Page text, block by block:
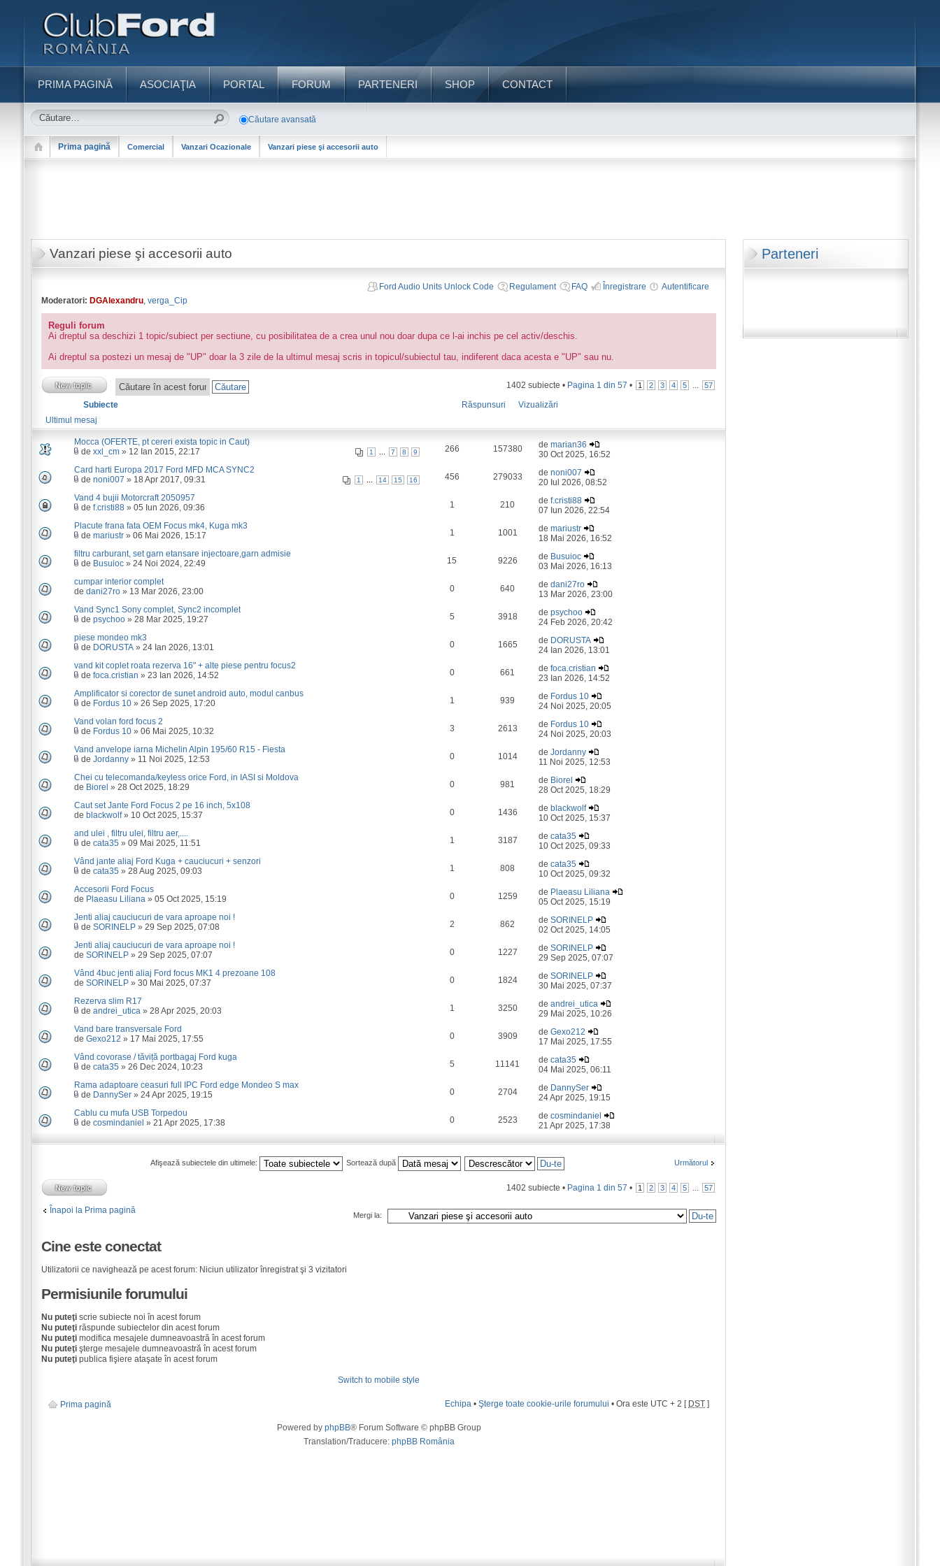
PRIMA PAGINĂ ASOCIAŢIA PORTAL FORUM PARTENERI SHOP CONTACT
Căutare avansată
Prima pagină Comercial Vanzari Ocazionale Vanzari piese şi accesorii auto
Parteneri
Vanzari piese şi accesorii auto
Ford Audio Units Unlock Code Regulament FAQ Înregistrare
Autentificare
Moderatori: DGAlexandru, verga_Cip
Reguli forum
Ai dreptul sa deschizi 1 topic/subiect per sectiune, cu posibilitatea de a crea unul nou doar dupa ce l-ai inchis pe cel activ/deschis.
Ai dreptul sa postezi un mesaj de "UP" doar la 3 zile de la ultimul mesaj scris in topicul/subiectul tau, indiferent daca acesta e "UP" sau nu.
1402 subiecte • Pagina 1 din57 • 1 2 3 4 5 ... 57
Subiecte Răspunsuri
Vizualizări
Ultimul mesaj
Mocca (OFERTE, pt cereri exista topic in Caut)
1 7 8 9
de xxl_cm» 12 Ian 2015, 22:17 266 157380 demarian36
30 Oct 2025, 16:52
Card harti Europa 2017 Ford MFD MCA SYNC2
1 14 15 16
de noni007 » 18 Apr 2017, 09:31 456 279033 denoni007
20 Iul 2026, 08:52
Vand 4 bujii Motorcraft 2050957
de f.cristi88» 05 Iun 2026, 09:36 1 210 def.cristi88
07 Iun 2026, 22:54
Placute frana fata OEM Focus mk4, Kuga mk3
de mariustr» 06 Mai 2026, 15:17 1 1001 demariustr
18 Mai 2026, 16:52
filtru carburant, set garn etansare injectoare,garn admisie
de Busuioc» 24 Noi 2024, 22:49 15 9226 de Busuioc
03 Mai 2026, 16:13
cumpar interior complet
de dani27ro» 13 Mar 2026, 23:00 0 640 dedani27ro
13 Mar 2026, 23:00
Vand Sync1 Sony complet, Sync2 incomplet
de psychoo» 28 Mar 2025, 19:27 5 3918 depsychoo
24 Feb 2026, 20:42
piese mondeo mk3
de DORUSTA» 24 Ian 2026, 13:01 0 1665 de DORUSTA
24 Ian 2026, 13:01
vand kit coplet roata rezerva 16" + alte piese pentru focus2
de foca.cristian » 23 Ian 2026, 14:52 0 661 defoca.cristian
23 Ian 2026, 14:52
Amplificator si corector de sunet android auto, modul canbus
de Fordus 10» 26 Sep 2025, 17:20 1 939 de Fordus 10
24 Noi 2025, 20:05
Vand volan ford focus 2
de Fordus 10» 06 Mai 2025, 10:32 3 2613 de Fordus 10
24 Noi 2025, 20:03
Vand anvelope iarna Michelin Alpin 195/60 R15 - Fiesta
de Jordanny» 11 Noi 2025, 12:53 0 1014 deJordanny
11 Noi 2025, 12:53
Chei cu telecomanda/keyless orice Ford, in IASI si Moldova
de Biorel » 28 Oct 2025, 18:29 0 981 de Biorel
28 Oct 2025, 18:29
Caut set Jante Ford Focus 2 pe 16 inch, 5x108
de blackwolf» 10 Oct 2025, 15:37 0 1436 de blackwolf
10 Oct 2025, 15:37
and ulei , filtru ulei, filtru aer,....
de cata35 » 09 Mai 2025, 11:51 1 3187 decata35
10 Oct 2025, 09:33
Vând jante aliaj Ford Kuga + cauciucuri + senzori
de cata35 » 28 Aug 2025, 09:03 1 808 decata35
10 Oct 2025, 09:32
Accesorii Ford Focus
de Plaeasu Liliana» 05 Oct 2025, 15:19 0 1259 de Plaeasu Liliana
05 Oct 2025, 15:19
Jenti aliaj cauciucuri de vara aproape noi !
de SORINELP» 29 Sep 2025, 07:08 2 862 deSORINELP
02 Oct 2025, 14:05
Jenti aliaj cauciucuri de vara aproape noi !
de SORINELP» 29 Sep 2025, 07:07 0 1227 deSORINELP
29 Sep 2025, 07:07
Vând 4buc jenti aliaj Ford focus MK1 4 prezoane 108
de SORINELP» 30 Mai 2025, 07:37 0 1824 deSORINELP
30 Mai 2025, 07:37
Rezerva slim R17
de andrei_utica» 28 Apr 2025, 20:03 1 3250 deandrei_utica
29 Mai 2025, 10:26
Vand bare transversale Ford
de Gexo212 » 17 Mai 2025, 17:55 0 3909 deGexo212
17 Mai 2025, 17:55
Vând covorase / tăviță portbagaj Ford kuga
de cata35 » 26 Dec 2024, 10:23 5 11141 decata35
04 Mai 2025, 06:11
Rama adaptoare ceasuri full IPC Ford edge Mondeo S max
de DannySer» 24 Apr 2025, 19:15 0 2704 de DannySer
24 Apr 2025, 19:15
Cablu cu mufa USB Torpedou
de cosmindaniel » 21 Apr 2025, 17:38 0 2523 decosmindaniel
21 Apr 2025, 17:38
Următorul
Afişează subiectele din ultimele: Sortează după
1402 subiecte • Pagina 1 din57 • 1 2 3 4 5 ... 57
Înapoi la Prima pagină
Mergi la:
Cine este conectat
Utilizatorii ce navighează pe acest forum: Niciun utilizator înregistrat şi 3 vizitatori
Permisiunile forumului
Nu puteţiscrie subiecte noi în acest forum
Nu puteţirăspunde subiectelor din acest forum
Nu puteţimodifica mesajele dumneavoastră în acest forum
Nu puteţişterge mesajele dumneavoastră în acest forum
Nu puteţipublica fişiere ataşate în acest forum
Switch to mobile style
Prima pagină Echipa •Şterge toate cookie-urile forumului • Ora este UTC + 2 [ DST ]
Powered by phpBB® Forum Software © phpBB Group
Translation/Traducere: phpBB România